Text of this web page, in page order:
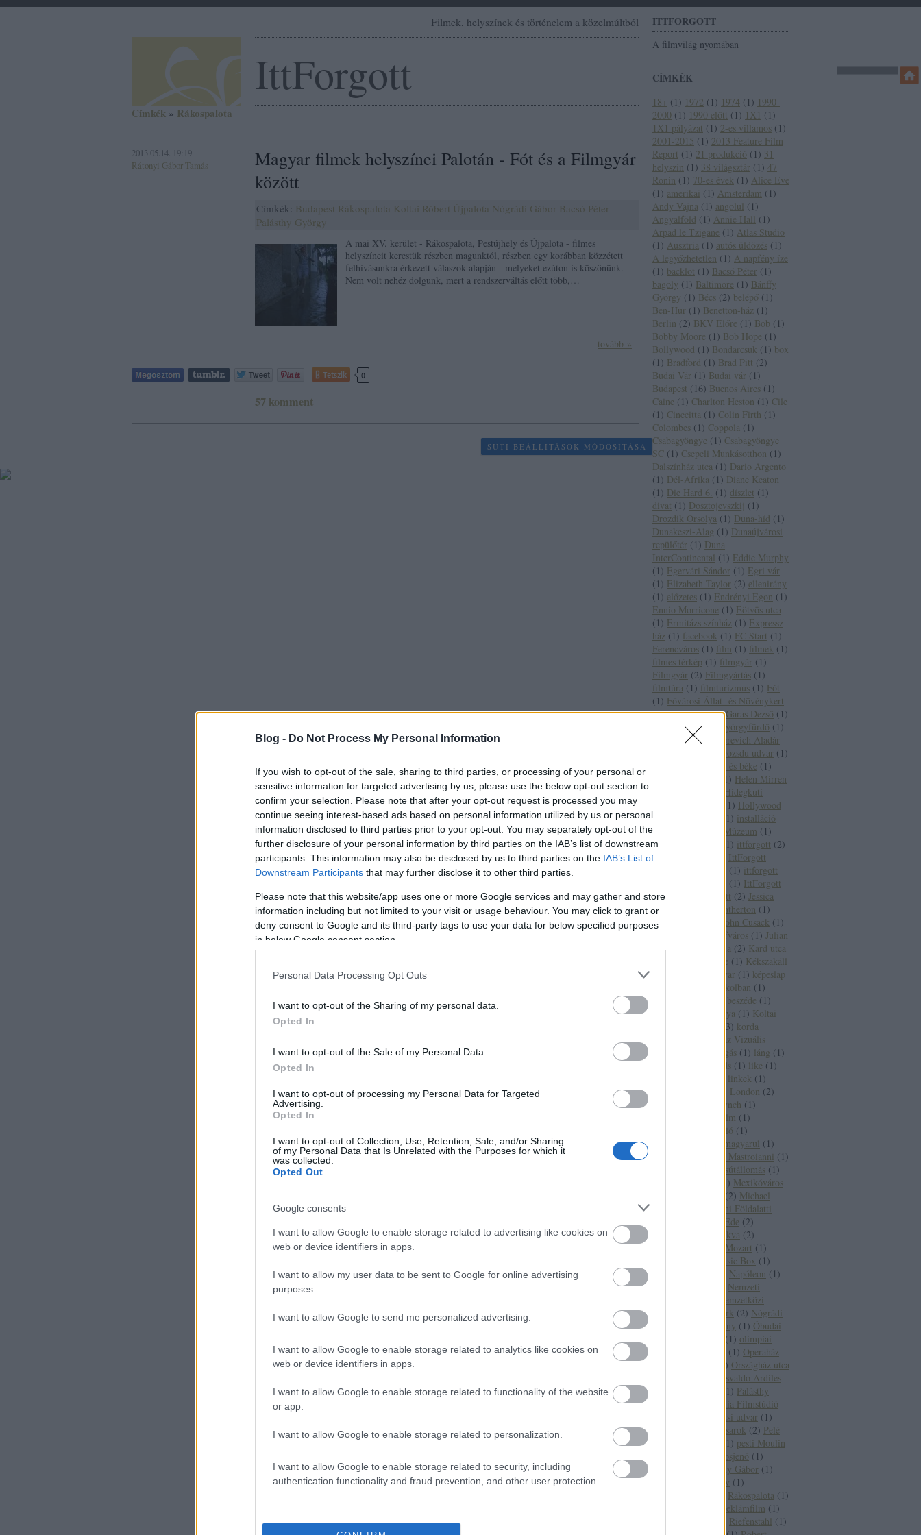
Blog - Do Not Process My Personal Information
If you wish to opt-out of the sale, sharing to third parties, or processing of your personal or
sensitive information for targeted advertising by us, please use the below opt-out section to
confirm your selection. Please note that after your opt-out request is processed you may
continue seeing interest-based ads based on personal information utilized by us or personal
information disclosed to third parties prior to your opt-out. You may separately opt-out of the
further disclosure of your personal information by third parties on the IAB’s list of downstream
participants. This information may also be disclosed by us to third parties on the IAB’s List of
Downstream Participants that may further disclose it to other third parties.
Please note that this website/app uses one or more Google services and may gather and store
information including but not limited to your visit or usage behaviour. You may click to grant or
deny consent to Google and its third-party tags to use your data for below specified purposes
in below Google consent section.
Personal Data Processing Opt Outs
I want to opt-out of the Sharing of my personal data.
Opted In
I want to opt-out of the Sale of my Personal Data.
Opted In
I want to opt-out of processing my Personal Data for Targeted
Advertising.
Opted In
I want to opt-out of Collection, Use, Retention, Sale, and/or Sharing
of my Personal Data that Is Unrelated with the Purposes for which it
was collected.
Opted Out
Google consents
I want to allow Google to enable storage related to advertising like cookies on
web or device identifiers in apps.
I want to allow my user data to be sent to Google for online advertising
purposes.
I want to allow Google to send me personalized advertising.
I want to allow Google to enable storage related to analytics like cookies on
web or device identifiers in apps.
I want to allow Google to enable storage related to functionality of the website
or app.
I want to allow Google to enable storage related to personalization.
I want to allow Google to enable storage related to security, including
authentication functionality and fraud prevention, and other user protection.
ITTFORGOTT
A filmvilág nyomában
CÍMKÉK
18+ ( 1 ) 1972 ( 1 ) 1974 ( 1 ) 1990-
2000 ( 1 ) 1990 előtt ( 1 ) 1X1 ( 1 )
1X1 pályázat ( 1 ) 2-es villamos ( 1 )
2001-2015 ( 1 ) 2013 Feature Film
Report ( 1 ) 21 produkció ( 1 ) 31
helyszín ( 1 ) 38 világsztár ( 1 ) 47
Ronin ( 1 ) 70-es évek ( 1 ) Alice Eve
( 1 ) amerikai ( 1 ) Amsterdam ( 1 )
Andy Vajna ( 1 ) angolul ( 1 )
Angyalföld ( 1 ) Annie Hall ( 1 )
Arpad le Tzigane ( 1 ) Atlas Studio
( 1 ) Ausztria ( 1 ) autós üldözés ( 1 )
A legyőzhetetlen ( 1 ) A napfény íze
( 1 ) backlot ( 1 ) Bacsó Péter ( 1 )
bagoly ( 1 ) Baltimore ( 1 ) Bánffy
György ( 1 ) Bécs (2) belépő ( 1 )
Ben-Hur ( 1 ) Benetton-ház ( 1 )
Berlin (2) BKV Előre ( 1 ) Bob ( 1 )
Bobby Moore ( 1 ) Bob Hope ( 1 )
Bollywood ( 1 ) Bondarcsuk ( 1 ) box
( 1 ) Bradford ( 1 ) Brad Pitt (2)
Budai Vár ( 1 ) Budai vár ( 1 )
Budapest ( 16) Buenos Aires ( 1 )
Caine ( 1 ) Charlton Heston ( 1 ) Cile
( 1 ) Cinecitta ( 1 ) Colin Firth ( 1 )
Colombes ( 1 ) Coppola ( 1 )
Csabagyöngye ( 1 ) Csabagyöngye
SC ( 1 ) Csepeli Munkásotthon ( 1 )
Dalszínház utca ( 1 ) Dario Argento
( 1 ) Dél-Afrika ( 1 ) Diane Keaton
( 1 ) Die Hard 6. ( 1 ) díszlet ( 1 )
divat ( 1 ) Dosztojevszkij ( 1 )
Drozdik Orsolya ( 1 ) Duna-híd ( 1 )
Dunakeszi-Alag ( 1 ) Dunaújvárosi
repülőtér ( 1 ) Duna
InterContinental ( 1 ) Eddie Murphy
( 1 ) Egervári Sándor ( 1 ) Egri vár
( 1 ) Elizabeth Taylor (2) ellenirány
( 1 ) előzetes ( 1 ) Endrényi Egon ( 1 )
Ennio Morricone ( 1 ) Eötvös utca
( 1 ) Ermitázs színház ( 1 ) Expressz
ház ( 1 ) facebook ( 1 ) FC Start ( 1 )
Ferencváros ( 1 ) film ( 1 ) filmek ( 1 )
filmes térkép ( 1 ) filmgyár ( 1 )
Filmgyár (2) Filmgyártás ( 1 )
filmtúra ( 1 ) filmturizmus ( 1 ) Fót
( 1 ) Fővárosi Állat- és Növénykert
(1) Garancs-tó (1) Garas Dezső ( 1 )
Gellért Szálló és Gyórgyfürdő ( 1 )
Gera Zoltán
Gerevich Aladár
Gozsdu udvar ( 1 )
Háború és béke ( 1 )
1 ) Helen Mirren
Hidegkuti
1 ) Hollywood
(
1 ) installáció
(
Iparművészeti Múzeum ( 1 )
Ipswich
1 ) ittforgott (2)
IttForgott jelek
IttForgott
( 1 ) ittforgott
( 1 ) IttForgott
térkép
Itt forgott (2) Jessica
Lange
Joey Heatherton ( 1 )
Johannesburg
John Cusack ( 1 )
Józsefváros ( 1 ) Julian
Sands
Kalifornia (2) Kard utca
Kate Beckinsale ( 1 ) Kékszakáll
Keleti pályaudvar ( 1 ) képeslap
Két félidő a pokolban ( 1 )
Király beszéde ( 1 )
Kőbánya ( 1 ) Koltai
3) korda
Közgáz Vizuális
labdarúgás ( 1 ) láng ( 1 )
Leeds ( 1 ) like ( 1 )
linkek ( 1 )
) London (2)
Lynch ( 1 )
Mafilm ( 1 )
MAFILM fóti stúdió ( 1 )
magyarul ( 1 )
Marcello Mastroianni ( 1 )
MÁV vasútállomás ( 1 )
) Mexikóváros
(2) Michael
Milleniumi Földalatti
Minarik Ede (2)
Moszkva (2)
Mozart ( 1 )
Music Box ( 1 )
Napóleon ( 1 )
Nemzeti
nemzetközi
New York (2) Nógrádi
nyeremény ( 1 ) Óbudai
( 1 ) olimpiai
( 1 ) Operaház
) Országház utca
Osvaldo Ardiles
1 ) Palásthy
Pannónia Filmstúdió
Párizsi udvar ( 1 )
Paulay-Nagymező sarok (2) Pelé
1 ) pesti Moulin
Pilisborosjenő ( 1 )
Pogány Gábor ( 1 )
Prokofjev ( 1 )
Rákospalota ( 1 )
reklámfilm ( 1 )
Richard Burton
Riefenstahl ( 1 )
Filmek, helyszínek és történelem a közelmúltból
IttForgott
Címkék » Rákospalota
2013.05.14. 19:19
Rátonyi Gábor Tamás
Magyar filmek helyszínei Palotán - Fót és a Filmgyár
között
Címkék: Budapest Rákospalota Koltai Róbert Újpalota Nógrádi Gábor Bacsó Péter
Palásthy György
A mai XV. kerület - Rákospalota, Pestújhely és Újpalota - filmes
helyszíneit kerestük részben magunktól, részben egy korábban közzétett
felhívásunkra érkezett válaszok alapján - melyeket ezúton is köszönünk.
Nem volt nehéz dolgunk, mert a rendszerváltás előtt több,…
tovább »
Tetszik 0
57 komment
SÜTI BEÁLLÍTÁSOK MÓDOSÍTÁSA